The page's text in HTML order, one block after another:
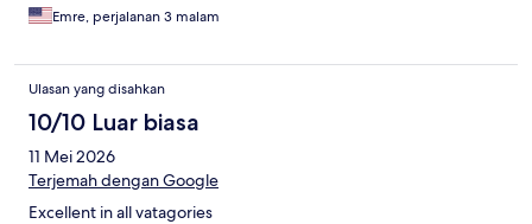
Emre, perjalanan 3 malam
Ulasan yang disahkan
10/10 Luar biasa
11 Mei 2026
Terjemah dengan Google
Excellent in all vatagories